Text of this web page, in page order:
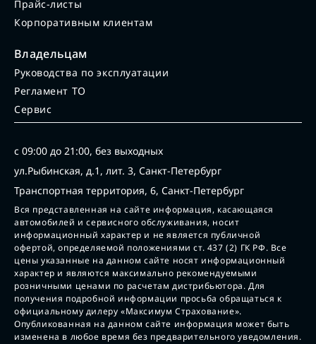
Прайс-листы
Корпоративным клиентам
Владельцам
Руководства по эксплуатации
Регламент ТО
Сервис
с 09:00 до 21:00, без выходных
ул.Рыбинская, д.1, лит. 3, Санкт-Петербург
Транспортная территория, 6, Санкт-Петербург
Вся представленная на сайте информация, касающаяся
автомобилей и сервисного обслуживания, носит
информационный характер и не является публичной
офертой, определяемой положениями ст. 437 (2) ГК РФ. Все
цены указанные на данном сайте носят информационный
характер и являются максимально рекомендуемыми
розничными ценами по расчетам дистрибьютора. Для
получения подробной информации просьба обращаться к
официальному дилеру «Максимум Страхование».
Опубликованная на данном сайте информация может быть
изменена в любое время без предварительного уведомления.